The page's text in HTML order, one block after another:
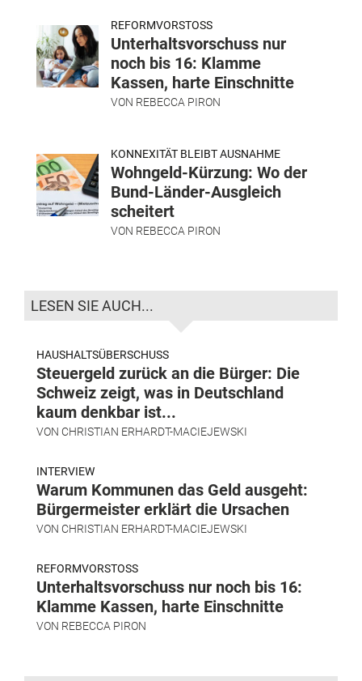
REFORMVORSTOSS
Unterhaltsvorschuss nur
noch bis 16: Klamme
Kassen, harte Einschnitte
VON REBECCA PIRON
KONNEXITÄT BLEIBT AUSNAHME
Wohngeld-Kürzung: Wo der
Bund-Länder-Ausgleich
scheitert
VON REBECCA PIRON
LESEN SIE AUCH...
HAUSHALTSÜBERSCHUSS
Steuergeld zurück an die Bürger: Die
Schweiz zeigt, was in Deutschland
kaum denkbar ist...
VON CHRISTIAN ERHARDT-MACIEJEWSKI
INTERVIEW
Warum Kommunen das Geld ausgeht:
Bürgermeister erklärt die Ursachen
VON CHRISTIAN ERHARDT-MACIEJEWSKI
REFORMVORSTOSS
Unterhaltsvorschuss nur noch bis 16:
Klamme Kassen, harte Einschnitte
VON REBECCA PIRON